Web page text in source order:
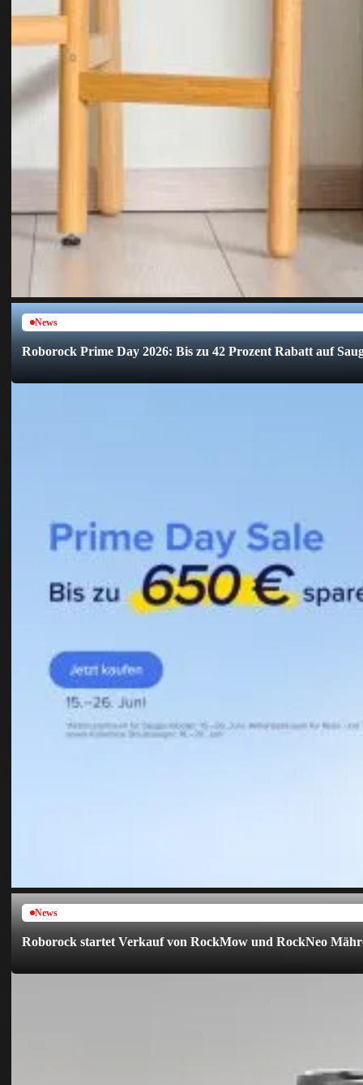
News
Roborock Prime Day 2026: Bis zu 42 Prozent Rabatt auf
News
Roborock startet Verkauf von RockMow und RockNeo